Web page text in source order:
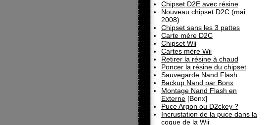
Chipset D2E avec résine
Nouveau chipset D2C (mai
2008)
Chipset sans les 3 pattes
Carte mère D2C
Chipset Wii
Cartes mère Wii
Retirer la résine à chaud
Poncer la résine du chipset
Sauvegarde Nand Flash
Backup Nand par Bonx
Montage Nand Flash en
Externe [Bonx]
Puce Argon ou D2ckey ?
Incrustation de la puce dans la
coque de la Wii